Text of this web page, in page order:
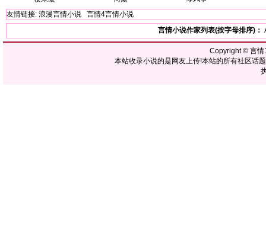
友情链接: 浪漫言情小说
言情4言情小说
言情小说作家列表(按字母排序)：
Copyright © 言情
本站收录小说的是网友上传!本站的所有社区话